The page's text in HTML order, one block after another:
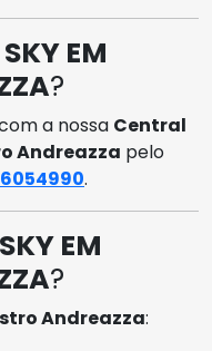
EM
?
a nossa Central
Andreazza pelo
.
EM
?
Andreazza: